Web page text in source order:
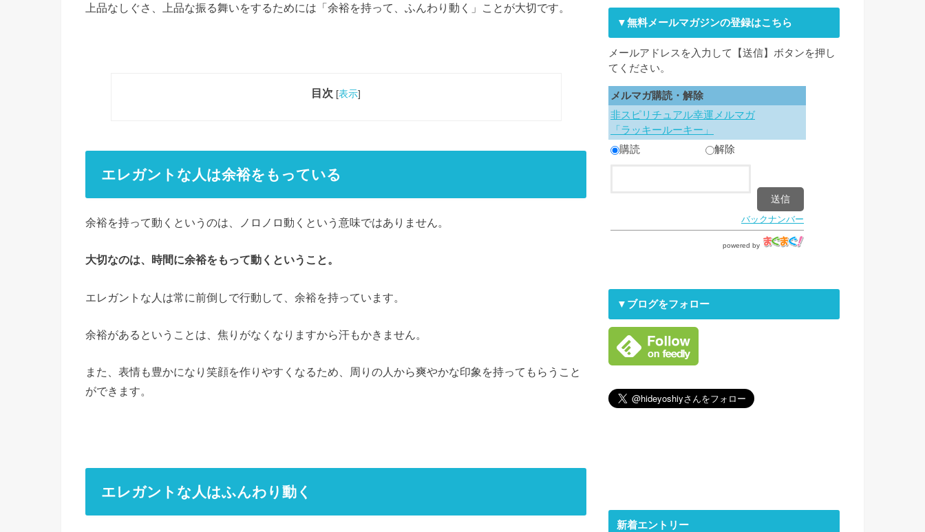
上品なしぐさ、上品な振る舞いをするためには「余裕を持って、ふんわり動く」ことが大切です。
目次 [表示]
エレガントな人は余裕をもっている
余裕を持って動くというのは、ノロノロ動くという意味ではありません。
大切なのは、時間に余裕をもって動くということ。
エレガントな人は常に前倒しで行動して、余裕を持っています。
余裕があるということは、焦りがなくなりますから汗もかきません。
また、表情も豊かになり笑顔を作りやすくなるため、周りの人から爽やかな印象を持ってもらうこと
ができます。
エレガントな人はふんわり動く
▼無料メールマガジンの登録はこちら
メールアドレスを入力して【送信】ボタンを押し
てください。
メルマガ購読・解除
非スピリチュアル幸運メルマガ
「ラッキールーキー」
購読
解除
バックナンバー
powered by
▼ブログをフォロー
新着エントリー